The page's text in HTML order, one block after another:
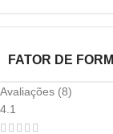
FATOR DE
Avaliações (8)
4.1